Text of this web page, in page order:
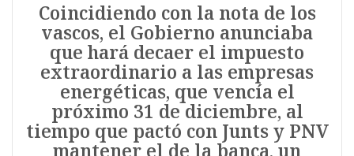
Coincidiendo con la nota de los
vascos, el Gobierno anunciaba
que hará decaer el impuesto
extraordinario a las empresas
energéticas, que vencía el
próximo 31 de diciembre, al
tiempo que pactó con Junts y PNV